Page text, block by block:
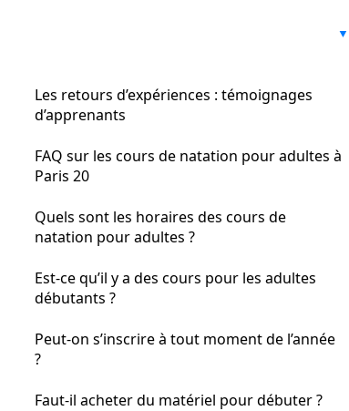
Les retours d’expériences : témoignages
d’apprenants
FAQ sur les cours de natation pour adultes à
Paris 20
Quels sont les horaires des cours de
natation pour adultes ?
Est-ce qu’il y a des cours pour les adultes
débutants ?
Peut-on s’inscrire à tout moment de l’année
?
Faut-il acheter du matériel pour débuter ?